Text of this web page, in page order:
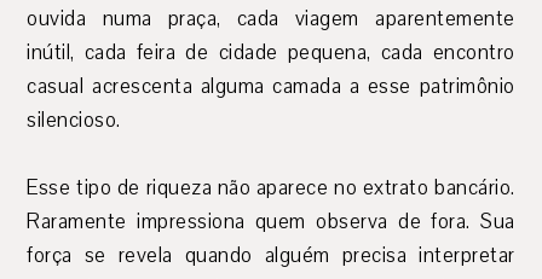
ouvida numa praça, cada viagem aparentemente
inútil, cada feira de cidade pequena, cada encontro
casual acrescenta alguma camada a esse patrimônio
silencioso.
Esse tipo de riqueza não aparece no extrato bancário.
Raramente impressiona quem observa de fora. Sua
força se revela quando alguém precisa interpretar